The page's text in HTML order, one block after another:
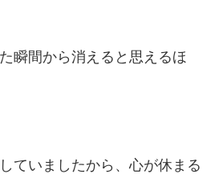
瞬間から消えると思えるほ
ていましたから、心が休まる